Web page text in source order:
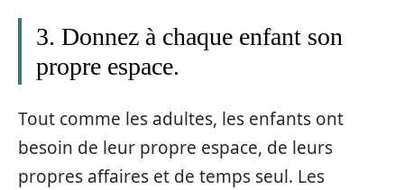
3. Donnez à chaque enfant son
propre espace.
Tout comme les adultes, les enfants ont
besoin de leur propre espace, de leurs
propres affaires et de temps seul. Les